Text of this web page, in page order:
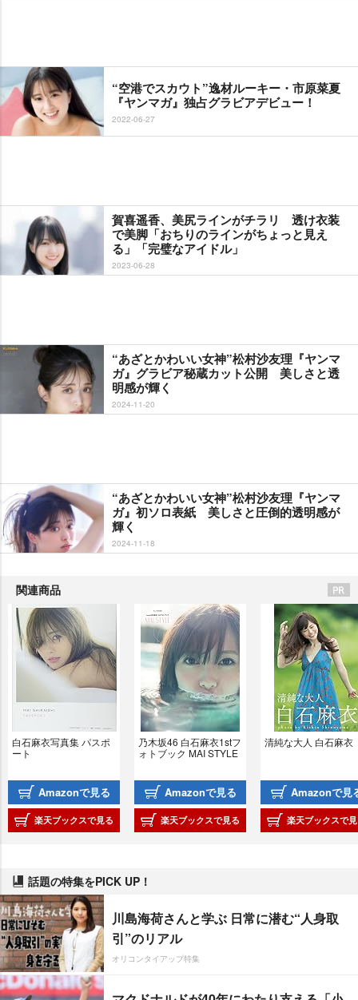
“空港でスカウト”逸材ルーキー・市原菜夏
『ヤンマガ』独占グラビアデビュー！
2022-06-27
賀喜遥香、美尻ラインがチラリ 透け衣装
で美脚「おちりのラインがちょっと見え
る」「完璧なアイドル」
2023-06-28
“あざとかわいい女神”松村沙友理『ヤンマ
ガ』グラビア秘蔵カット公開 美しさと透
明感が輝く
2024-11-20
“あざとかわいい女神”松村沙友理『ヤンマ
ガ』初ソロ表紙 美しさと圧倒的透明感が
輝く
2024-11-18
関連商品
白石麻衣写真集 パスポ
ート
Amazonで見る
楽天ブックスで見る
乃木坂46 白石麻衣1stフ
ォトブック MAI STYLE
Amazonで見る
楽天ブックスで見る
清純な大人 白石麻衣
Amazonで見
楽天ブックスで
話題の特集をPICK UP！
川島海荷さんと学ぶ 日常に潜む“人身取
引”のリアル
オリコンタイアップ特集